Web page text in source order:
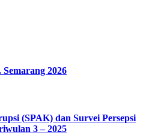
2026
(SPAK) dan Survei Persepsi
3 – 2025